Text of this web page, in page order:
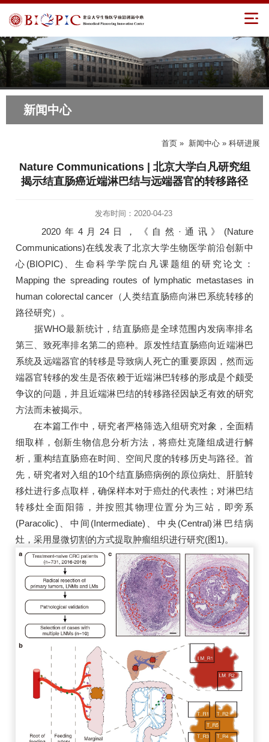
新闻中心
首页 » 新闻中心 » 科研进展
Nature Communications | 北京大学白凡研究组
揭示结直肠癌近端淋巴结与远端器官的转移路径
发布时间：2020-04-23
2020年4月24日，《自然·通讯》(Nature
Communications)在线发表了北京大学生物医学前沿创新中
心(BIOPIC)、生命科学学院白凡课题组的研究论文：
Mapping the spreading routes of lymphatic metastases in
human colorectal cancer（人类结直肠癌向淋巴系统转移的
路径研究）。
据WHO最新统计，结直肠癌是全球范围内发病率排名
第三、致死率排名第二的癌种。原发性结直肠癌向近端淋巴
系统及远端器官的转移是导致病人死亡的重要原因，然而远
端器官转移的发生是否依赖于近端淋巴转移的形成是个颇受
争议的问题，并且近端淋巴结的转移路径因缺乏有效的研究
方法而未被揭示。
在本篇工作中，研究者严格筛选入组研究对象，全面精
细取样，创新生物信息分析方法，将癌灶克隆组成进行解
析，重构结直肠癌在时间、空间尺度的转移历史与路径。首
先，研究者对入组的10个结直肠癌病例的原位病灶、肝脏转
移灶进行多点取样，确保样本对于癌灶的代表性；对淋巴结
转移灶全面阳筛，并按照其物理位置分为三站，即旁系
(Paracolic)、中间(Intermediate)、中央(Central)淋巴结病
灶，采用显微切割的方式提取肿瘤组织进行研究(图1)。